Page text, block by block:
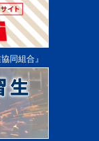
同組合』